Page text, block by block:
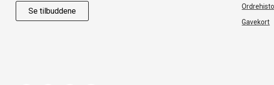
Se tilbuddene
Gavekort